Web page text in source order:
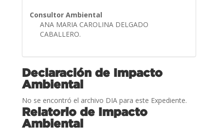
Consultor Ambiental
ANA MARIA CAROLINA DELGADO
CABALLERO.
Declaración de Impacto
Ambiental
No se encontró el archivo DIA para este Expediente.
Relatorio de Impacto
Ambiental